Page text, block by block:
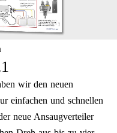
wir den neuen
einfachen und schnellen
neue Ansaugverteiler